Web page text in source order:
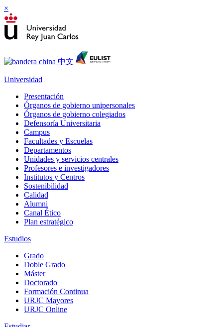
×
Universidad
Presentación
Órganos de gobierno unipersonales
Órganos de gobierno colegiados
Defensoría Universitaria
Campus
Facultades y Escuelas
Departamentos
Unidades y servicios centrales
Profesores e investigadores
Institutos y Centros
Sostenibilidad
Calidad
Alumni
Canal Ético
Plan estratégico
Estudios
Grado
Doble Grado
Máster
Doctorado
Formación Continua
URJC Mayores
URJC Online